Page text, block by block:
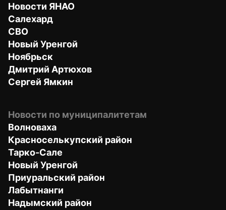
Новости ЯНАО
Салехард
СВО
Новый Уренгой
Ноябрьск
Дмитрий Артюхов
Сергей Ямкин
Новости по муниципалитетам
Волноваха
Красноселькупский район
Тарко-Сале
Новый Уренгой
Приуральский район
Лабытнанги
Надымский район